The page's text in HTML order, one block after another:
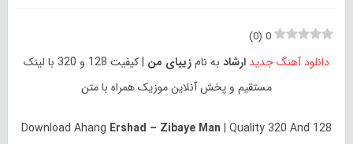
0
(
0
)
دانلود آهنگ جدید ارشاد به نامزیبای من
| کیفیت 128 و 320 با لینک
مستقیم و پخش آنلاین موزیک همراه با متن
Download Ahang Ershad – Zibaye Man | Quality 320 And 128